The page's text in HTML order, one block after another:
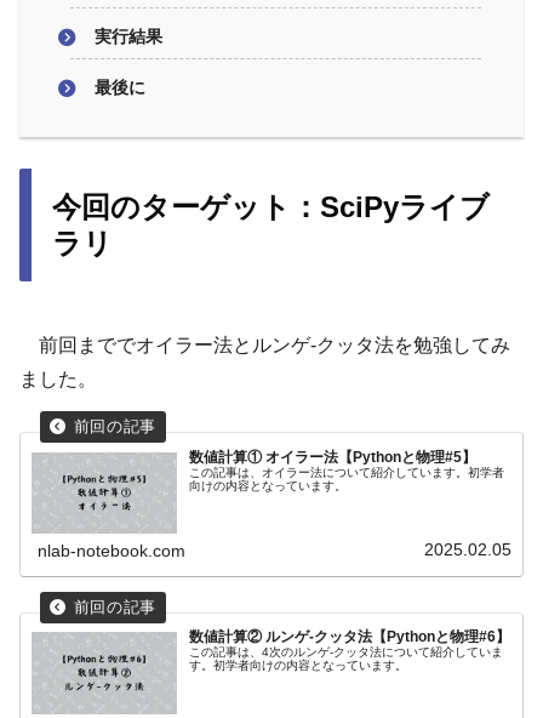
実行結果
最後に
今回のターゲット：SciPyライブ
ラリ
前回まででオイラー法とルンゲ-クッタ法を勉強してみ
ました。
数値計算① オイラー法【Pythonと物理#5】
この記事は、オイラー法について紹介しています。初学者
向けの内容となっています。
nlab-notebook.com 2025.02.05
数値計算② ルンゲ-クッタ法【Pythonと物理#6】
この記事は、4次のルンゲ-クッタ法について紹介していま
す。初学者向けの内容となっています。